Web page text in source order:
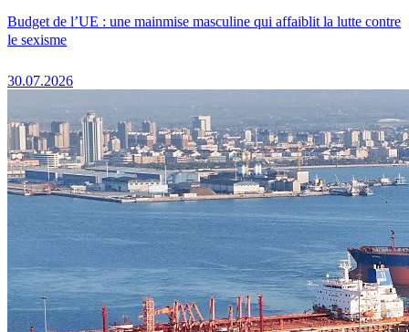
Budget de l’UE : une mainmise masculine qui affaiblit la lutte contre
le sexisme
30.07.2026